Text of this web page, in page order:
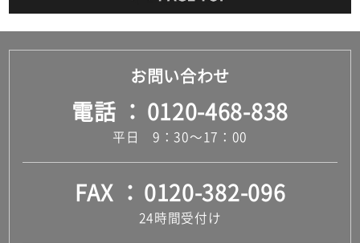
お問い合わせ
電話 0120-468-838
平日 9：30～17：00
FAX 0120-382-096
24時間受付け